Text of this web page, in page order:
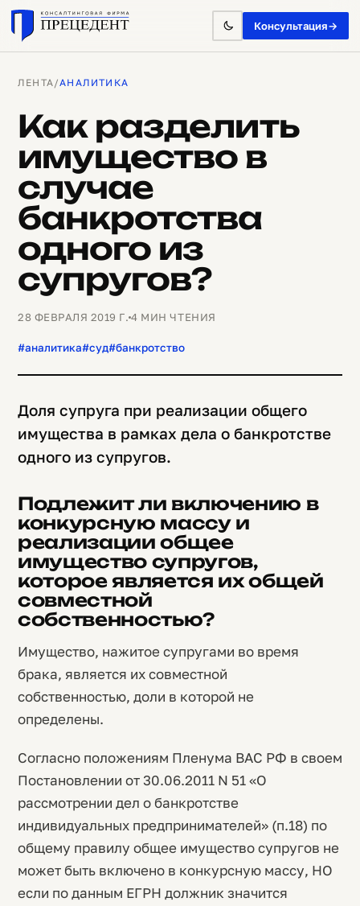
Консультация→
ЛЕНТА/АНАЛИТИКА
Как разделить
имущество в
случае
банкротства
одного из
супругов?
28 ФЕВРАЛЯ 2019 Г.4 МИН ЧТЕНИЯ
#аналитика#суд#банкротство
Доля супруга при реализации общего
имущества в рамках дела о банкротстве
одного из супругов.
Подлежит ли включению в
конкурсную массу и
реализации общее
имущество супругов,
которое является их общей
совместной
собственностью?
Имущество, нажитое супругами во время
брака, является их совместной
собственностью, доли в которой не
определены.
Согласно положениям Пленума ВАС РФ в своем
Постановлении от 30.06.2011 N 51 «О
рассмотрении дел о банкротстве
индивидуальных предпринимателей» (п.18) по
общему правилу общее имущество супругов не
может быть включено в конкурсную массу, НО
если по данным ЕГРН должник значится